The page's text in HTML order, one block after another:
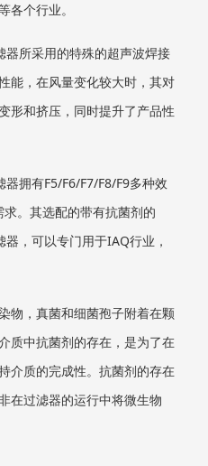
各个行业。
所采用的特殊的超声波焊接
能，在风量变化较大时，其对
形和挤压，同时提升了产品性
拥有F5/F6/F7/F8/F9多种效
。其选配的带有抗菌剂的
，可以专门用于IAQ行业，
物，真菌和细菌孢子附着在颗
质中抗菌剂的存在，是为了在
介质的完成性。抗菌剂的存在
在过滤器的运行中将微生物